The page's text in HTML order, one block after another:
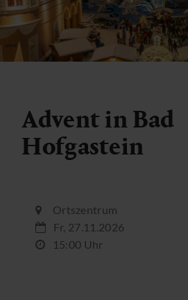
Advent in Bad
Hofgastein
Ortszentrum
Fr, 27.11.2026
15:00 Uhr